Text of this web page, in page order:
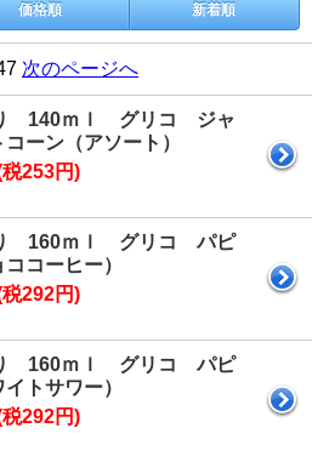
価格順 新着順
次のページへ
140ｍｌ グリコ ジャ
ーン（アソート）
253円)
160ｍｌ グリコ パピ
コーヒー）
292円)
160ｍｌ グリコ パピ
トサワー）
292円)